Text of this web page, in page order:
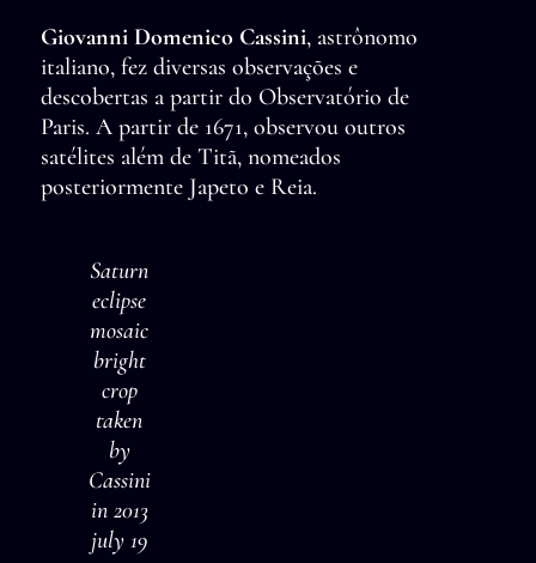
Giovanni Domenico Cassini, astrônomo
italiano, fez diversas observações e
descobertas a partir do Observatório de
Paris. A partir de 1671, observou outros
satélites além de Titã, nomeados
posteriormente Japeto e Reia.
Saturn
eclipse
mosaic
bright
crop
taken
by
Cassini
in 2013
july 19